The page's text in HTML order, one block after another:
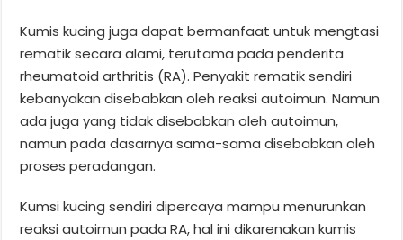
Kumis kucing juga dapat bermanfaat untuk mengtasi
rematik secara alami, terutama pada penderita
rheumatoid arthritis (RA). Penyakit rematik sendiri
kebanyakan disebabkan oleh reaksi autoimun. Namun
ada juga yang tidak disebabkan oleh autoimun,
namun pada dasarnya sama-sama disebabkan oleh
proses peradangan.
Kumsi kucing sendiri dipercaya mampu menurunkan
reaksi autoimun pada RA, hal ini dikarenakan kumis